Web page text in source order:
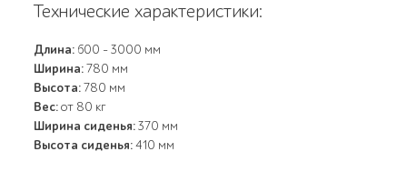
Технические характеристики:
Длина: 600 - 3000 мм
Ширина:780 мм
Высота:780 мм
Вес:от 80 кг
Ширина сиденья:370 мм
Высота сиденья:410 мм